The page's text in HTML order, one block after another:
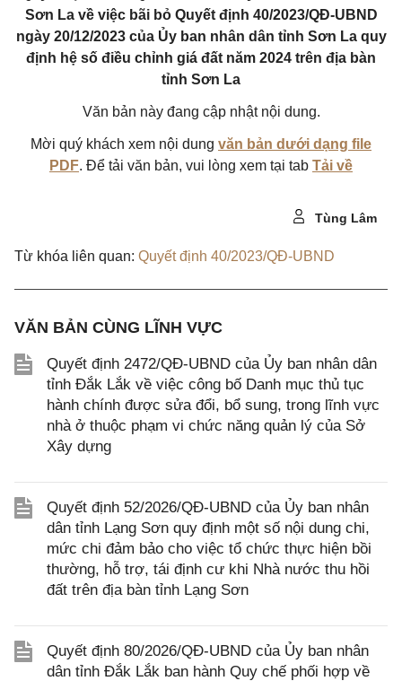
Sơn La về việc bãi bỏ Quyết định 40/2023/QĐ-UBND
ngày 20/12/2023 của Ủy ban nhân dân tỉnh Sơn La quy
định hệ số điều chỉnh giá đất năm 2024 trên địa bàn
tỉnh Sơn La
Văn bản này đang cập nhật nội dung.
Mời quý khách xem nội dung văn bản dưới dạng file
PDF. Để tải văn bản, vui lòng xem tại tab Tải về
Tùng Lâm
Từ khóa liên quan: Quyết định 40/2023/QĐ-UBND
VĂN BẢN CÙNG LĨNH VỰC
Quyết định 2472/QĐ-UBND của Ủy ban nhân dân
tỉnh Đắk Lắk về việc công bố Danh mục thủ tục
hành chính được sửa đổi, bổ sung, trong lĩnh vực
nhà ở thuộc phạm vi chức năng quản lý của Sở
Xây dựng
Quyết định 52/2026/QĐ-UBND của Ủy ban nhân
dân tỉnh Lạng Sơn quy định một số nội dung chi,
mức chi đảm bảo cho việc tổ chức thực hiện bồi
thường, hỗ trợ, tái định cư khi Nhà nước thu hồi
đất trên địa bàn tỉnh Lạng Sơn
Quyết định 80/2026/QĐ-UBND của Ủy ban nhân
dân tỉnh Đắk Lắk ban hành Quy chế phối hợp về